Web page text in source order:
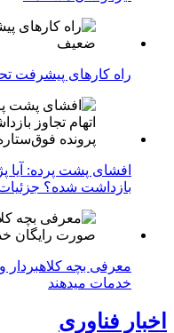
راه کارهای پیشرفت
افشای پشت پرده: آیا
بازداشت شده؟
معرفی بچه
خدمات میدهند
اخبار فناوری